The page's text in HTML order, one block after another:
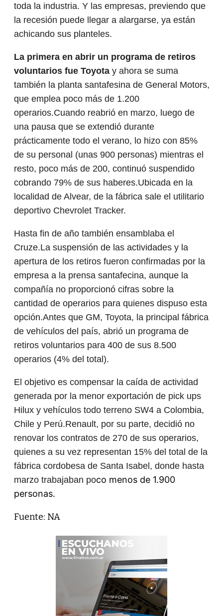
toda la industria. Y las empresas, previendo que
la recesión puede llegar a alargarse, ya están
achicando sus planteles.
La primera en abrir un programa de retiros
voluntarios fue Toyotay ahora se suma
también la planta santafesina de General Motors,
que emplea poco más de 1.200
operarios.Cuando reabrió en marzo, luego de
una pausa que se extendió durante
prácticamente todo el verano, lo hizo con 85%
de su personal (unas 900 personas) mientras el
resto, poco más de 200, continuó suspendido
cobrando 79% de sus haberes.Ubicada en la
localidad de Alvear, de la fábrica sale el utilitario
deportivo Chevrolet Tracker.
Hasta fin de año también ensamblaba el
Cruze.La suspensión de las actividades y la
apertura de los retiros fueron confirmadas por la
empresa a la prensa santafecina, aunque la
compañía no proporcionó cifras sobre la
cantidad de operarios para quienes dispuso esta
opción.Antes que GM, Toyota, la principal fábrica
de vehículos del país, abrió un programa de
retiros voluntarios para 400 de sus 8.500
operarios (4% del total).
El objetivo es compensar la caída de actividad
generada por la menor exportación de pick ups
Hilux y vehículos todo terreno SW4 a Colombia,
Chile y Perú.Renault, por su parte, decidió no
renovar los contratos de 270 de sus operarios,
quienes a su vez representan 15% del total de la
fábrica cordobesa de Santa Isabel, donde hasta
marzo trabajaban poco menos de 1.900
personas.
Fuente: NA